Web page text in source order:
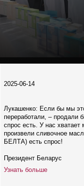
2025-06-14
Лукашенко: Если бы мы
переработали, – продали
спрос есть. У нас
произвели сливочное
БЕЛТА) есть спрос!
Президент Беларус
Узнать больше